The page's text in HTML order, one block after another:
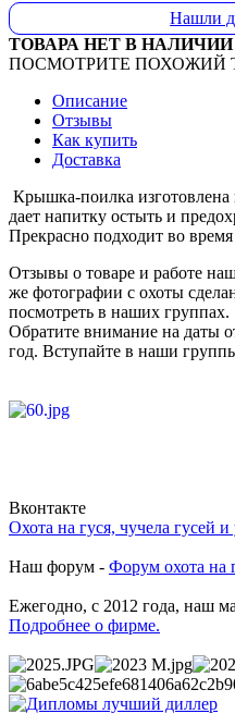
Нашли
ТОВАРА НЕТ В НАЛИЧИИ
ПОСМОТРИТЕ ПОХОЖИЙ
Описание
Отзывы
Как купить
Доставка
Крышка-поилка изготовлена
дает напитку остыть и
Прекрасно подходит во
Отзывы о товаре и работе
же фотографии с охоты
посмотреть в наших группах.
Обратите внимание на даты
год. Вступайте в наши
Вконтакте
Охота на гуся, чучела гусей
Наш форум - Форум охота на
Ежегодно, с 2012 года, наш
Подробнее о фирме.